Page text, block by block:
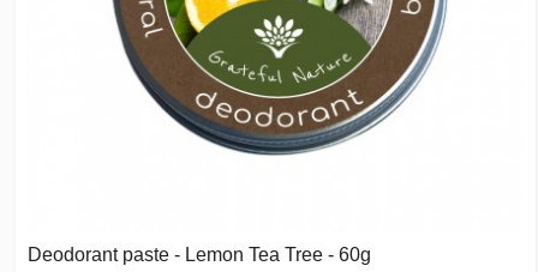
Deodorant paste - Lemon Tea Tree - 60g